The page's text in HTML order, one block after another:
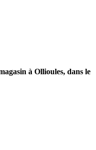
à Ollioules, dans le